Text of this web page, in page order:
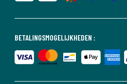
BETALINGSMOGELIJKHEDEN :